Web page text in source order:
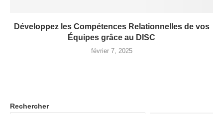
Développez les Compétences Relationnelles de vos
Équipes grâce au DISC
février 7, 2025
Rechercher